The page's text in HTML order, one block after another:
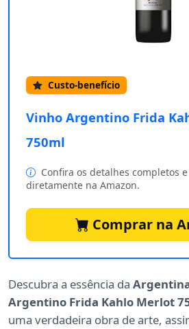
Custo-benefício
Vinho Argentino Frida
750ml
Confira os detalhes completos
diretamente na Amazon.
Comprar na
Descubra a essência da
Argentino Frida Kahlo Merlot
uma verdadeira obra de arte,